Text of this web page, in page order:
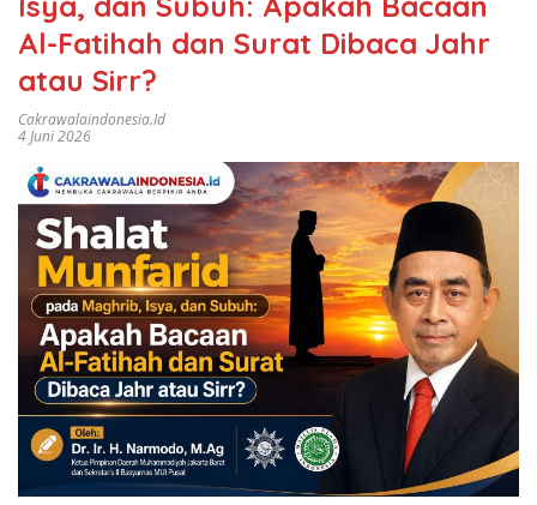
Al-Fatihah dan Surat Dibaca Jahr
atau Sirr?
Cakrawalaindonesia.id
4 Juni 2026